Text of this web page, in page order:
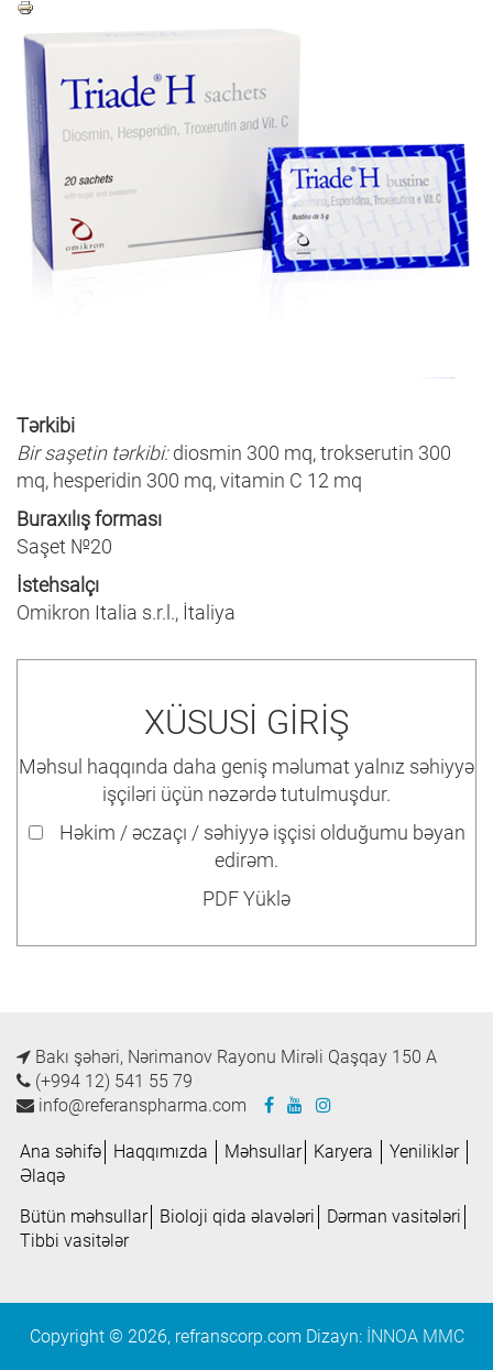
Tərkibi
Bir saşetin tərkibi:diosmin 300 mq, trokserutin 300
mq, hesperidin 300 mq, vitamin C 12 mq
Buraxılış forması
Saşet №20
İstehsalçı
Omikron Italia s.r.l., İtaliya
XÜSUSİ GİRİŞ
Məhsul haqqında daha geniş məlumat yalnız səhiyyə
işçiləri üçün nəzərdə tutulmuşdur.
Həkim / əczaçı / səhiyyə işçisi olduğumu bəyan
edirəm.
PDF Yüklə
Bakı şəhəri, Nərimanov Rayonu Mirəli Qaşqay 150 A
(+994 12) 541 55 79
info@referanspharma.com
Ana səhifə Haqqımızda Məhsullar Karyera
Yeniliklər
Əlaqə
Bütün məhsullar
Bioloji qida əlavələri
Dərman vasitələri
Tibbi vasitələr
Copyright © 2026, refranscorp.com Dizayn: İNNOA MMC